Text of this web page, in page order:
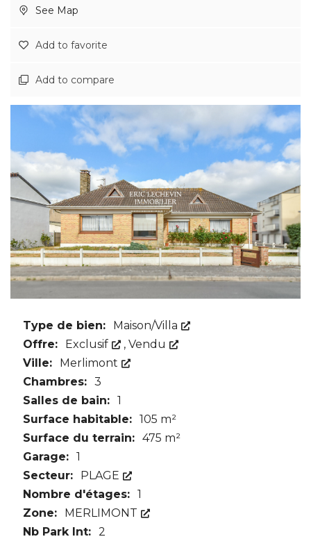
See Map
Add to favorite
Add to compare
Type de bien:
Maison/Villa
Offre:
Exclusif , Vendu
Ville:
Merlimont
Chambres: 3
Salles de bain: 1
Surface habitable: 105 m²
Surface du terrain: 475 m²
Garage: 1
Secteur:
PLAGE
Nombre d'étages: 1
Zone:
MERLIMONT
Nb Park Int: 2